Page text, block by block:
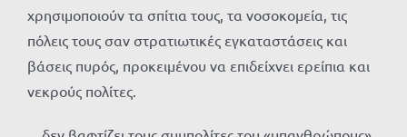
χρησιμοποιούν τα σπίτια τους, τα νοσοκομεία, τις
πόλεις τους σαν στρατιωτικές εγκαταστάσεις και
βάσεις πυρός, προκειμένου να επιδείχνει ερείπια και
νεκρούς πολίτες.